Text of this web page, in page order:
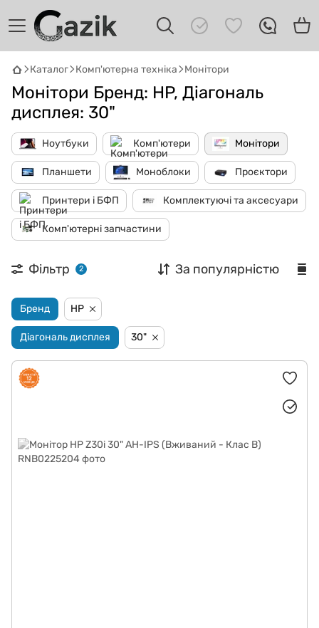
Каталог Комп'ютерна техніка Монітори
Монітори Бренд: HP, Діагональ
дисплея: 30"
Ноутбуки Комп'ютери Монітори
Планшети Моноблоки Проєктори
Принтери і БФП Комплектуючі та аксесуари
Комп'ютерні запчастини
Фільтр 2 За популярністю
Бренд HP
Діагональ дисплея 30"
GAZIKAI
Онлайн · пошук техніки
Привіт! 👋 Я Gazik AI — допоможу
підібрати вживану комп'ютерну техніку.